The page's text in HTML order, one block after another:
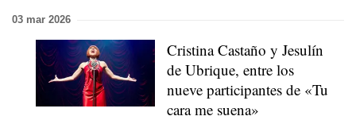
03 mar 2026
Cristina Castaño y Jesulín
de Ubrique, entre los
nueve participantes de «Tu
cara me suena»